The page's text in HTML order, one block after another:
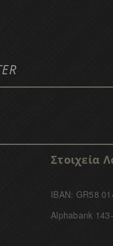
Στοιχεία
IBAN: GR58
Alphabank